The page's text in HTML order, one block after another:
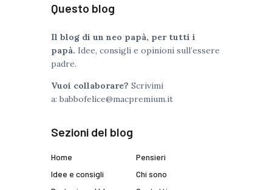
Questo blog
Il blog di un neo papà, per tutti i
papà. Idee, consigli e opinioni sull’essere
padre.
Vuoi collaborare? Scrivimi
a: babbofelice@macpremium.it
Sezioni del blog
Home
Pensieri
Idee e consigli
Chi sono